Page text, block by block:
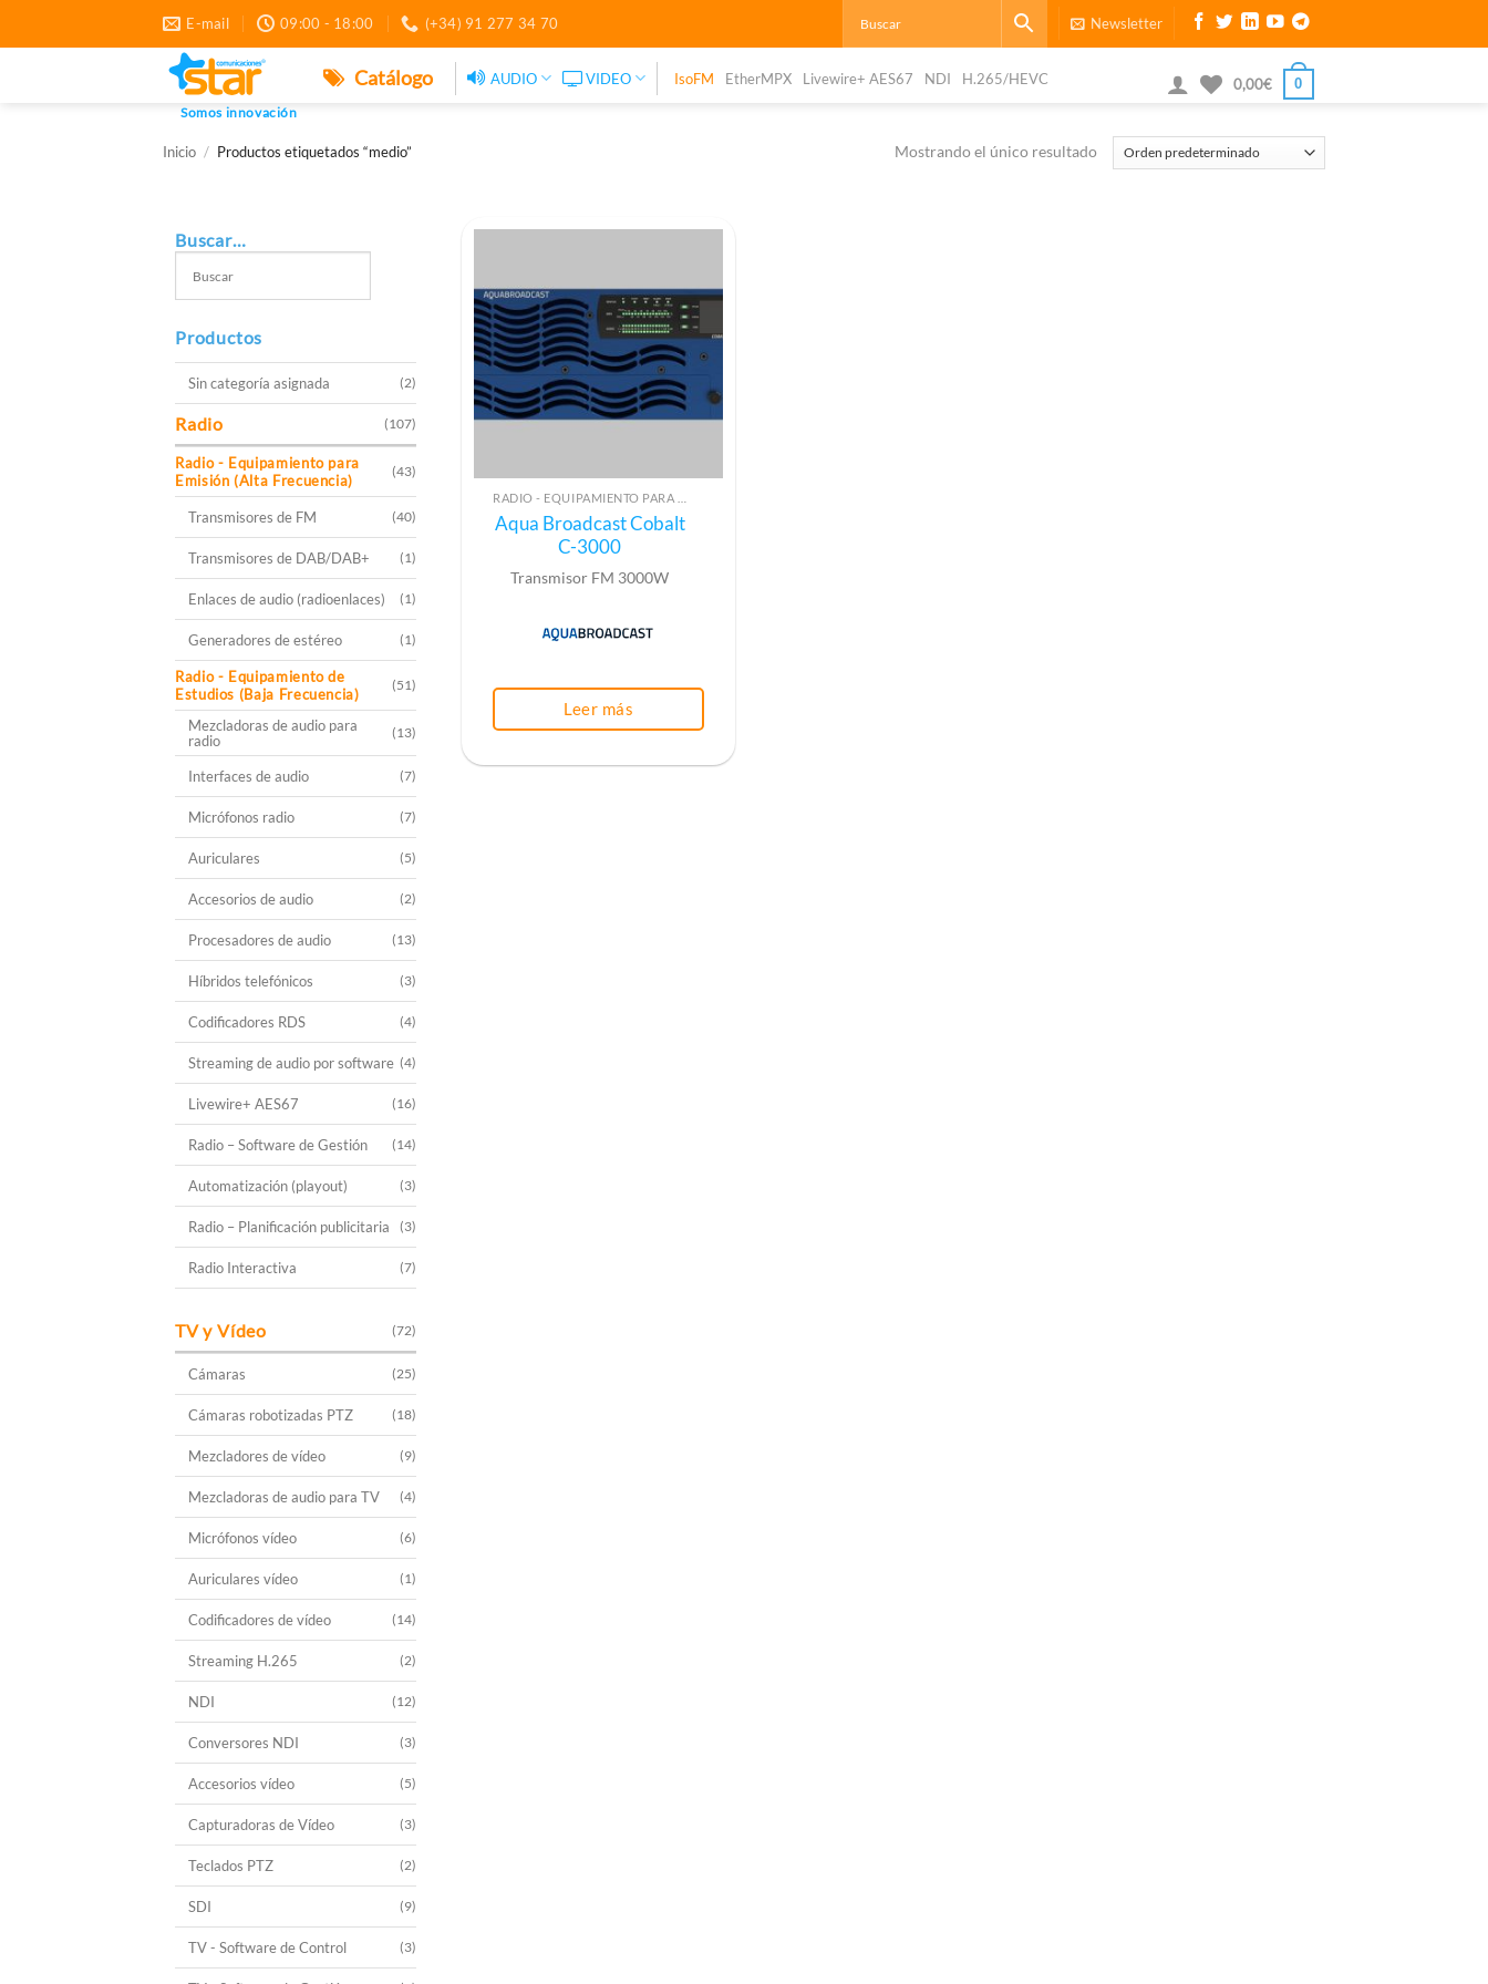
contenido
E-mail 09:00 - 18:00 (+34) 91 277 34 70 Newsletter
Somos innovación
Catálogo AUDIO VIDEO IsoFM EtherMPX Livewire+ AES67 NDI H.265/HEVC 0,00€ 0
Inicio / Productos etiquetados “medio” Mostrando el único resultado
Buscar…
Productos
Sin categoría asignada (2)
Radio (107)
Radio - Equipamiento para
Emisión (Alta Frecuencia)
(43)
Transmisores de FM (40)
Transmisores de DAB/DAB+ (1)
Enlaces de audio (radioenlaces) (1)
Generadores de estéreo (1)
Radio - Equipamiento de
Estudios (Baja Frecuencia)
(51)
Mezcladoras de audio para
radio
(13)
Interfaces de audio (7)
Micrófonos radio (7)
Auriculares (5)
Accesorios de audio (2)
Procesadores de audio (13)
Híbridos telefónicos (3)
Codificadores RDS (4)
Streaming de audio por software (4)
Livewire+ AES67 (16)
Radio – Software de Gestión (14)
Automatización (playout) (3)
Radio – Planificación publicitaria (3)
Radio Interactiva (7)
TV y Vídeo (72)
Cámaras (25)
Cámaras robotizadas PTZ (18)
Mezcladores de vídeo (9)
Mezcladoras de audio para TV (4)
Micrófonos vídeo (6)
Auriculares vídeo (1)
Codificadores de vídeo (14)
Streaming H.265 (2)
NDI (12)
Conversores NDI (3)
Accesorios vídeo (5)
Capturadoras de Vídeo (3)
Teclados PTZ (2)
SDI (9)
TV - Software de Control (3)
Aqua Broadcast Cobalt
C-3000
Transmisor FM 3000W
Leer más